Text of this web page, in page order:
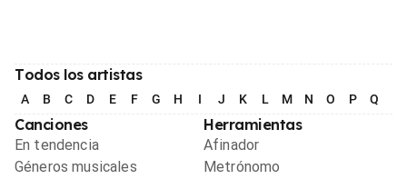
Todos los artistas
A B C D E F G H I J K L M N O P Q
Canciones
En tendencia
Géneros musicales
Herramientas
Afinador
Metrónomo